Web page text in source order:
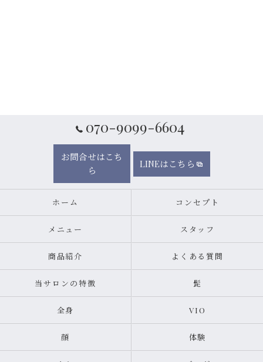
070-9099-6604
お問合せはこち
ら
LINEはこちら
ホーム コンセプト
メニュー スタッフ
商品紹介 よくある質問
当サロンの特徴 髭
全身 VIO
顔 体験